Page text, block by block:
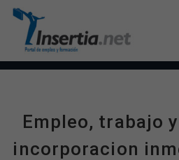
Empleo, trabajo
incorporacion